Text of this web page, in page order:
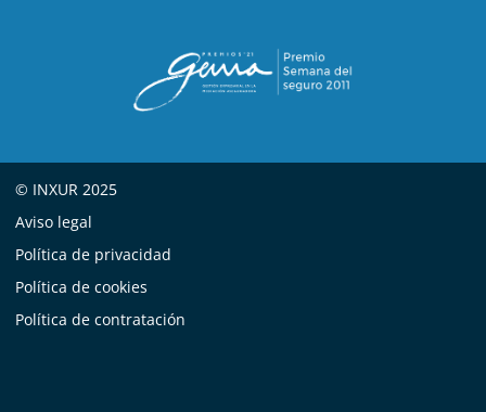
© INXUR 2025
Aviso legal
Política de privacidad
Política de cookies
Política de contratación